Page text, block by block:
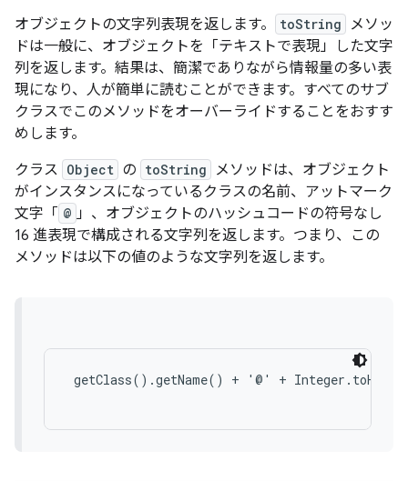
オブジェクトの文字列表現を返します。 toString
メソッ
ドは一般に、オブジェクトを「テキストで表現」した文字
列を返します。結果は、簡潔でありながら情報量の多い表
現になり、人が簡単に読むことができます。すべてのサブ
クラスでこのメソッドをオーバーライドすることをおすす
めします。
クラス Object の toString
メソッドは、オブジェクト
がインスタンスになっているクラスの名前、アットマーク
文字「 @ 」、オブジェクトのハッシュコードの符号なし
16 進表現で構成される文字列を返します。つまり、この
メソッドは以下の値のような文字列を返します。
getClass().getName() + '@' +